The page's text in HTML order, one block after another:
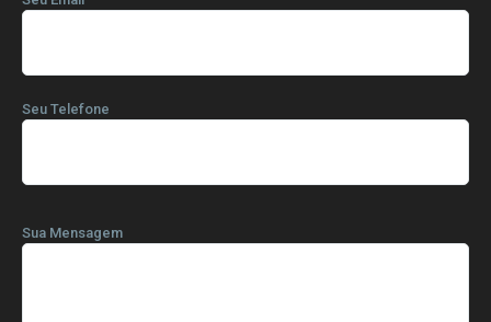
Seu Telefone
Sua Mensagem